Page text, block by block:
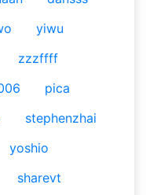
yiwu
zzzffff
pica
stephenzhai
yoshio
sharevt